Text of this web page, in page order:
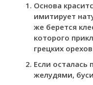
Основа
имитирует
же берется
которого
грецких
Если осталась
желудями,